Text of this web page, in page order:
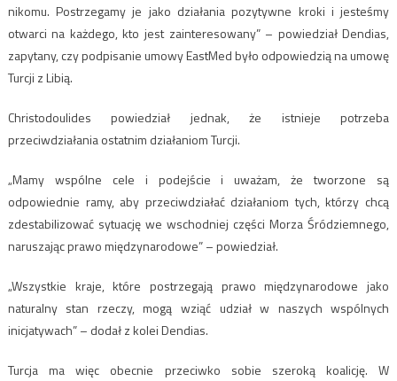
nikomu. Postrzegamy je jako działania pozytywne kroki i jesteśmy
otwarci na każdego, kto jest zainteresowany” – powiedział Dendias,
zapytany, czy podpisanie umowy EastMed było odpowiedzią na umowę
Turcji z Libią.
Christodoulides powiedział jednak, że istnieje potrzeba
przeciwdziałania ostatnim działaniom Turcji.
„Mamy wspólne cele i podejście i uważam, że tworzone są
odpowiednie ramy, aby przeciwdziałać działaniom tych, którzy chcą
zdestabilizować sytuację we wschodniej części Morza Śródziemnego,
naruszając prawo międzynarodowe” – powiedział.
„Wszystkie kraje, które postrzegają prawo międzynarodowe jako
naturalny stan rzeczy, mogą wziąć udział w naszych wspólnych
inicjatywach” – dodał z kolei Dendias.
Turcja ma więc obecnie przeciwko sobie szeroką koalicję. W